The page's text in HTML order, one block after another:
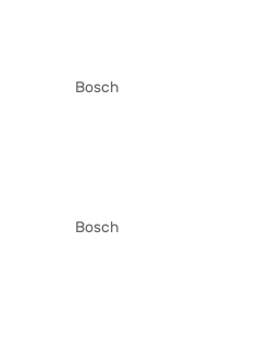
Bosch
Bosch